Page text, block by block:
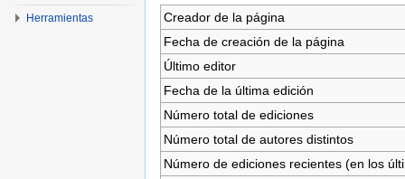
Creador de la página
Fecha de creación de la página
Último editor
Fecha de la última edición
Número total de ediciones
Número total de autores distintos
Número de ediciones recientes (en los
Herramientas